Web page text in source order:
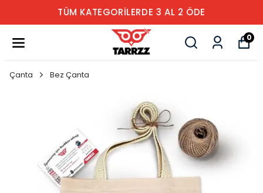
TÜM KATEGORİLERDE 3 AL 2 ÖDE
0
Çanta Bez Çanta